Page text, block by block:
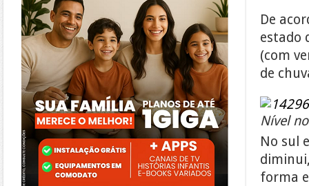
De
estado
(com
de
Nível
No sul
forma